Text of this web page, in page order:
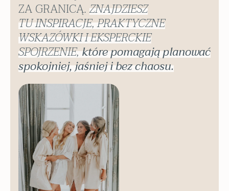
ZA GRANICĄ.ZNAJDZIESZ
TU INSPIRACJE, PRAKTYCZNE
WSKAZÓWKI I EKSPERCKIE
SPOJRZENIE,które pomagają planować
spokojniej, jaśniej i bez chaosu.